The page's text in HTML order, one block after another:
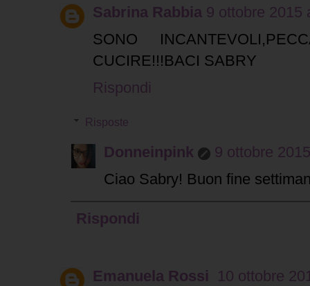
Sabrina Rabbia 9 ottobre 2015
SONO
CUCIRE!!!BACI SABRY
Rispondi
Risposte
Donneinpink
9 ottobre
Ciao Sabry! Buon fine
Rispondi
Emanuela Rossi
10 ottobre